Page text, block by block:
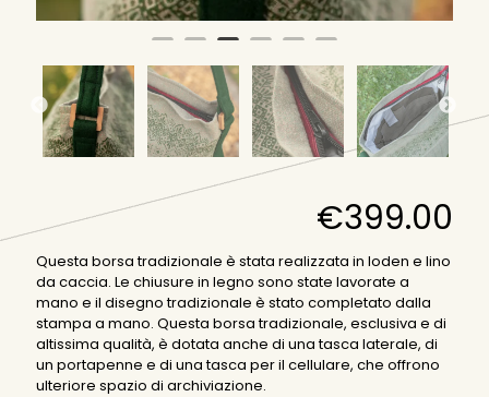
€399.00
Questa borsa tradizionale è stata realizzata in loden e lino
da caccia. Le chiusure in legno sono state lavorate a
mano e il disegno tradizionale è stato completato dalla
stampa a mano. Questa borsa tradizionale, esclusiva e di
altissima qualità, è dotata anche di una tasca laterale, di
un portapenne e di una tasca per il cellulare, che offrono
ulteriore spazio di archiviazione.